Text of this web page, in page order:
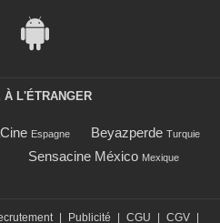
À L'ÉTRANGER
Espagne Beyazperde Turquie
Sensacine México Mexique
Publicité CGU CGV